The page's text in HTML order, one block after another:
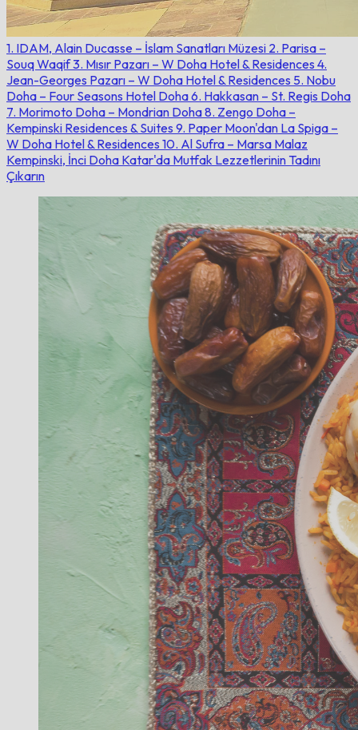
1. IDAM, Alain Ducasse – İslam Sanatları Müzesi 2. Parisa –
Souq Waqif3. Mısır Pazarı – W Doha Hotel & Residences 4.
Jean-Georges Pazarı – W Doha Hotel & Residences 5. Nobu
Doha – Four Seasons Hotel Doha6. Hakkasan – St. Regis Doha
7. Morimoto Doha – Mondrian Doha8. Zengo Doha –
Kempinski Residences & Suites 9. Paper Moon'dan La Spiga –
W Doha Hotel & Residences 10. Al Sufra – Marsa Malaz
Kempinski, İnci Doha Katar'da Mutfak Lezzetlerinin Tadını
Çıkarın